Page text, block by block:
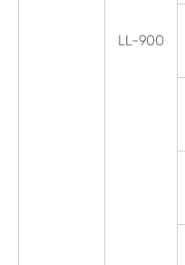
LL-900